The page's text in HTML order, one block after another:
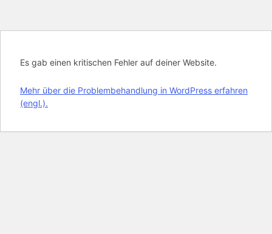
Es gab einen kritischen Fehler auf deiner Website.
Mehr über die Problembehandlung in WordPress erfahren
(engl.).